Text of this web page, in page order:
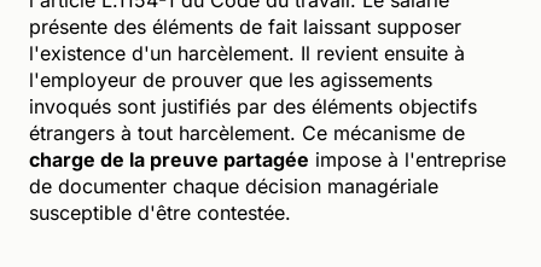
présente des éléments de fait laissant supposer
l'existence d'un harcèlement. Il revient ensuite à
l'employeur de prouver que les agissements
invoqués sont justifiés par des éléments objectifs
étrangers à tout harcèlement. Ce mécanisme de
charge de la preuve partagée impose à l'entreprise
de documenter chaque décision managériale
susceptible d'être contestée.